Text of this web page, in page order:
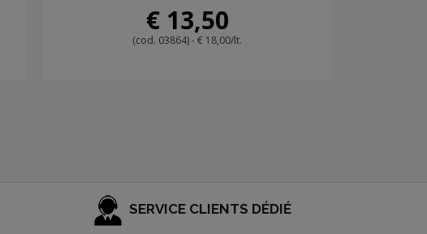
€ 13,50
(cod. 03864) - € 18,00/lt.
SERVICE CLIENTS DÉDIÉ